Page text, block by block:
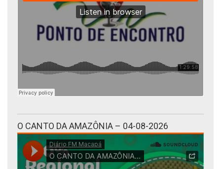
O CANTO DA AMAZÔNIA – 04-08-2026